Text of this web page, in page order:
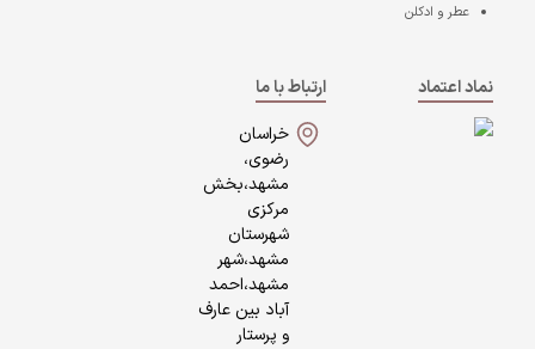
عطر و ادکلن
نماد اعتماد
ارتباط با ما
خراسان
رضوی،
مشهد،بخش
مرکزی
شهرستان
مشهد،شهر
مشهد،احمد
آباد بین عارف
و پرستار